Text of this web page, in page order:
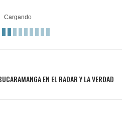
EN EL RADAR Y LA VERDAD